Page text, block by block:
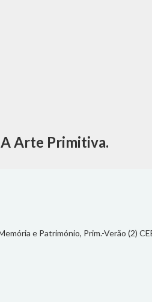
Arte Primitiva.
e Património, Prim.-Verão (2)